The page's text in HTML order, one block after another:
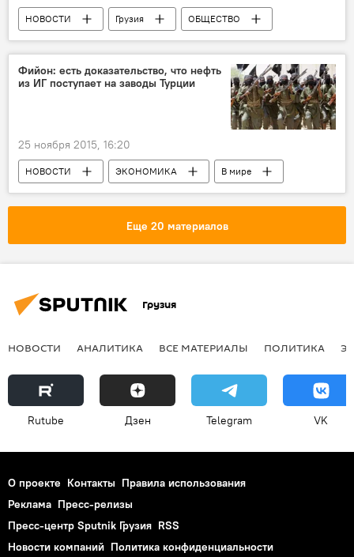
НОВОСТИ Грузия ОБЩЕСТВО
Фийон: есть доказательство, что нефть
из ИГ поступает на заводы Турции
25 ноября 2015, 16:20
НОВОСТИ ЭКОНОМИКА
В мире
ПОЛИТИКА
Еще 20 материалов
Грузия
НОВОСТИ АНАЛИТИКА ВСЕ МАТЕРИАЛЫ ПОЛИТИКА
Rutube Дзен Telegram VK
О проекте Контакты Правила использования
Реклама Пресс-релизы
Пресс-центр Sputnik Грузия RSS
Новости компаний Политика конфиденциальности